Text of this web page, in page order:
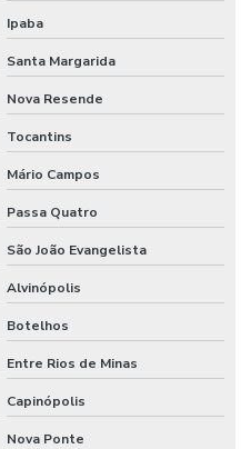
Ipaba
Santa Margarida
Nova Resende
Tocantins
Mário Campos
Passa Quatro
São João Evangelista
Alvinópolis
Botelhos
Entre Rios de Minas
Capinópolis
Nova Ponte